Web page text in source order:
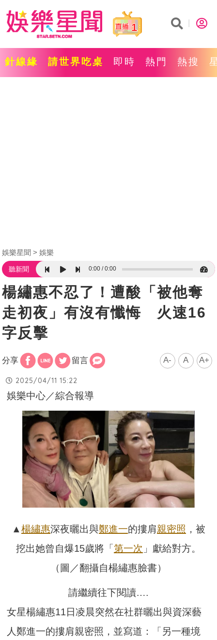
1
針線緣 請世界吃桌 即時 熱門 熱搜
娛樂星聞 娛樂
聽新聞 0:00 0:00
楊繡惠不忍了！遭酸「被他奪
走初夜」有沒有懺悔 火速16
字反擊
分享 留言 A- A A+
2025/04/11 15:22
娛樂中心／綜合報導
▲楊繡惠深夜曬出與鄭進一的摟肩親密照 ，被
挖出她曾自爆15歲將「 第一次 」獻給對方。
（圖／翻攝自楊繡惠臉書）
請繼續往下閱讀….
女星楊繡惠11日凌晨突然在社群曬出與資深藝
人鄭進一的摟肩親密照，並寫道：「另一種境